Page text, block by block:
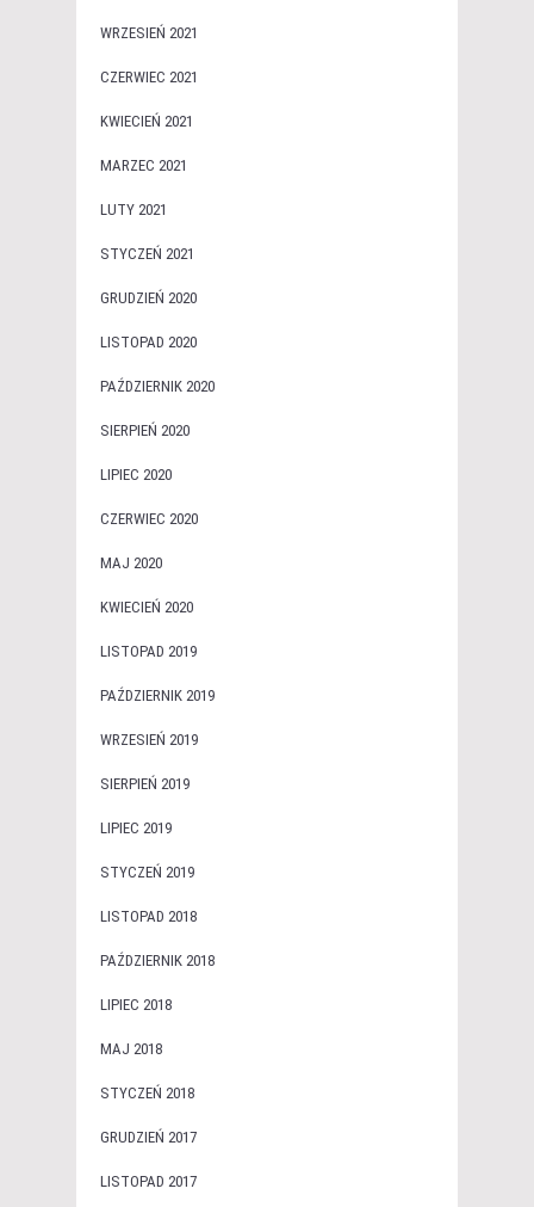
WRZESIEŃ 2021
CZERWIEC 2021
KWIECIEŃ 2021
MARZEC 2021
LUTY 2021
STYCZEŃ 2021
GRUDZIEŃ 2020
LISTOPAD 2020
PAŹDZIERNIK 2020
SIERPIEŃ 2020
LIPIEC 2020
CZERWIEC 2020
MAJ 2020
KWIECIEŃ 2020
LISTOPAD 2019
PAŹDZIERNIK 2019
WRZESIEŃ 2019
SIERPIEŃ 2019
LIPIEC 2019
STYCZEŃ 2019
LISTOPAD 2018
PAŹDZIERNIK 2018
LIPIEC 2018
MAJ 2018
STYCZEŃ 2018
GRUDZIEŃ 2017
LISTOPAD 2017